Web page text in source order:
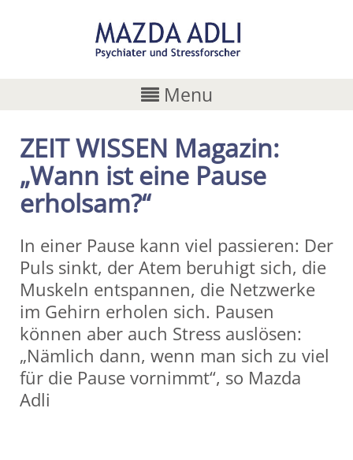
Menu
ZEIT WISSEN Magazin:
„Wann ist eine Pause
erholsam?“
In einer Pause kann viel passieren: Der
Puls sinkt, der Atem beruhigt sich, die
Muskeln entspannen, die Netzwerke
im Gehirn erholen sich. Pausen
können aber auch Stress auslösen:
„Nämlich dann, wenn man sich zu viel
für die Pause vornimmt“, so Mazda
Adli